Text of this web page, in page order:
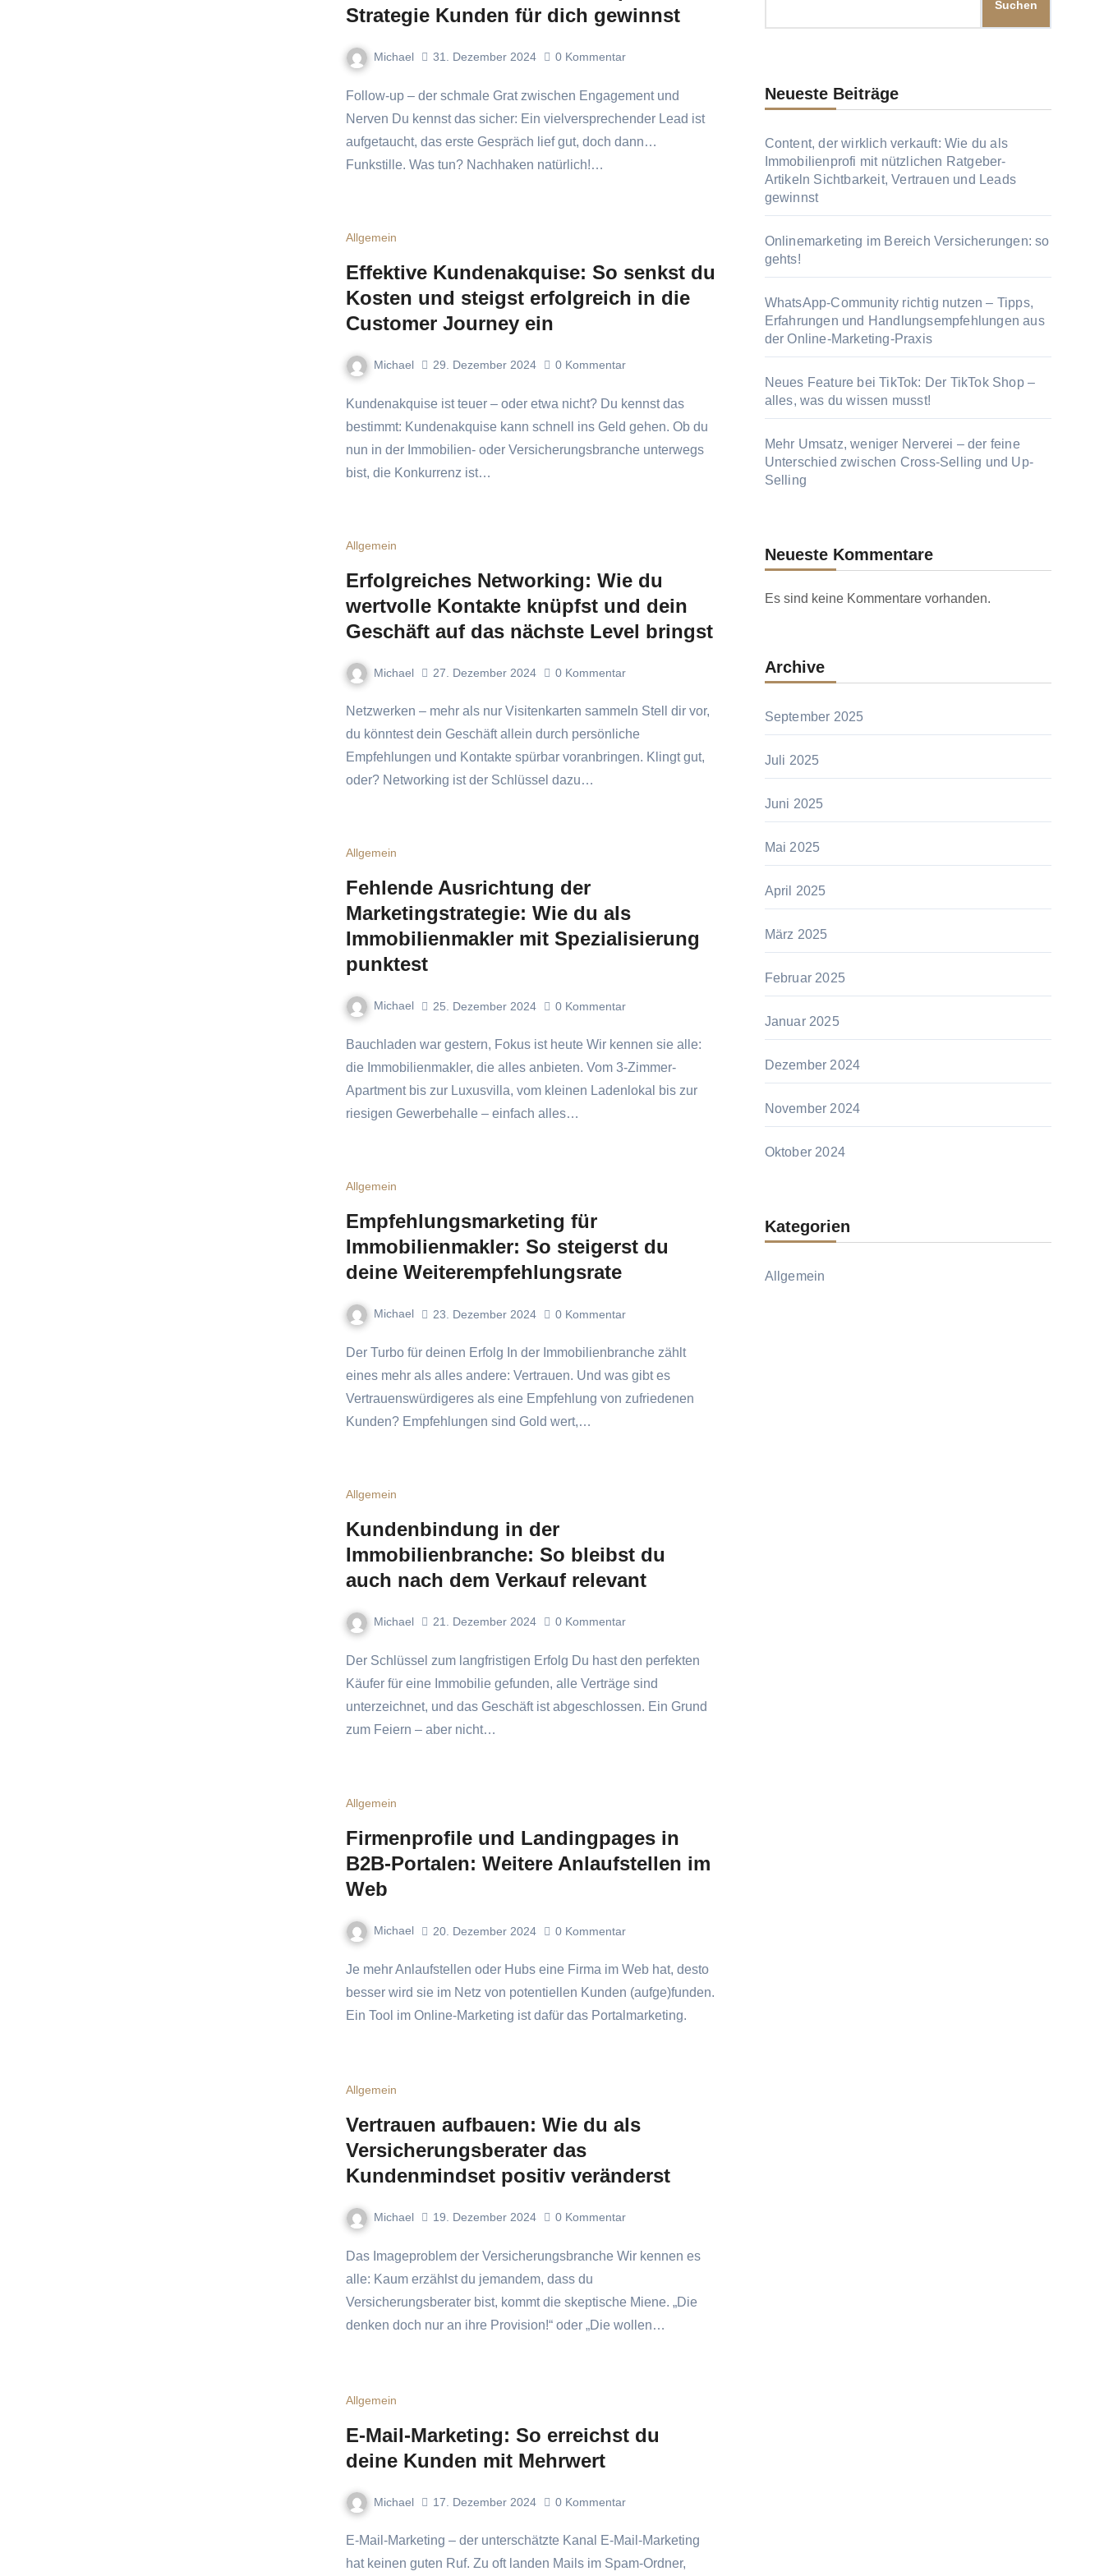
Strategie Kunden für dich gewinnst
Michael 31. Dezember 2024 0 Kommentar
Follow-up – der schmale Grat zwischen Engagement und
Nerven Du kennst das sicher: Ein vielversprechender Lead ist
aufgetaucht, das erste Gespräch lief gut, doch dann…
Funkstille. Was tun? Nachhaken natürlich!…
Allgemein
Effektive Kundenakquise: So senkst du
Kosten und steigst erfolgreich in die
Customer Journey ein
Michael 29. Dezember 2024 0 Kommentar
Kundenakquise ist teuer – oder etwa nicht? Du kennst das
bestimmt: Kundenakquise kann schnell ins Geld gehen. Ob du
nun in der Immobilien- oder Versicherungsbranche unterwegs
bist, die Konkurrenz ist…
Allgemein
Erfolgreiches Networking: Wie du
wertvolle Kontakte knüpfst und dein
Geschäft auf das nächste Level bringst
Michael 27. Dezember 2024 0 Kommentar
Netzwerken – mehr als nur Visitenkarten sammeln Stell dir vor,
du könntest dein Geschäft allein durch persönliche
Empfehlungen und Kontakte spürbar voranbringen. Klingt gut,
oder? Networking ist der Schlüssel dazu…
Allgemein
Fehlende Ausrichtung der
Marketingstrategie: Wie du als
Immobilienmakler mit Spezialisierung
punktest
Michael 25. Dezember 2024 0 Kommentar
Bauchladen war gestern, Fokus ist heute Wir kennen sie alle:
die Immobilienmakler, die alles anbieten. Vom 3-Zimmer-
Apartment bis zur Luxusvilla, vom kleinen Ladenlokal bis zur
riesigen Gewerbehalle – einfach alles…
Allgemein
Empfehlungsmarketing für
Immobilienmakler: So steigerst du
deine Weiterempfehlungsrate
Michael 23. Dezember 2024 0 Kommentar
Der Turbo für deinen Erfolg In der Immobilienbranche zählt
eines mehr als alles andere: Vertrauen. Und was gibt es
Vertrauenswürdigeres als eine Empfehlung von zufriedenen
Kunden? Empfehlungen sind Gold wert,…
Allgemein
Kundenbindung in der
Immobilienbranche: So bleibst du
auch nach dem Verkauf relevant
Michael 21. Dezember 2024 0 Kommentar
Der Schlüssel zum langfristigen Erfolg Du hast den perfekten
Käufer für eine Immobilie gefunden, alle Verträge sind
unterzeichnet, und das Geschäft ist abgeschlossen. Ein Grund
zum Feiern – aber nicht…
Allgemein
Firmenprofile und Landingpages in
B2B-Portalen: Weitere Anlaufstellen im
Web
Michael 20. Dezember 2024 0 Kommentar
Je mehr Anlaufstellen oder Hubs eine Firma im Web hat, desto
besser wird sie im Netz von potentiellen Kunden (aufge)funden.
Ein Tool im Online-Marketing ist dafür das Portalmarketing.
Allgemein
Vertrauen aufbauen: Wie du als
Versicherungsberater das
Kundenmindset positiv veränderst
Michael 19. Dezember 2024 0 Kommentar
Das Imageproblem der Versicherungsbranche Wir kennen es
alle: Kaum erzählst du jemandem, dass du
Versicherungsberater bist, kommt die skeptische Miene. „Die
denken doch nur an ihre Provision!“ oder „Die wollen…
Allgemein
E-Mail-Marketing: So erreichst du
deine Kunden mit Mehrwert
Michael 17. Dezember 2024 0 Kommentar
E-Mail-Marketing – der unterschätzte Kanal E-Mail-Marketing
hat keinen guten Ruf. Zu oft landen Mails im Spam-Ordner,
Suchen
Neueste Beiträge
Content, der wirklich verkauft: Wie du als
Immobilienprofi mit nützlichen Ratgeber-
Artikeln Sichtbarkeit, Vertrauen und Leads
gewinnst
Onlinemarketing im Bereich Versicherungen: so
gehts!
WhatsApp-Community richtig nutzen – Tipps,
Erfahrungen und Handlungsempfehlungen aus
der Online-Marketing-Praxis
Neues Feature bei TikTok: Der TikTok Shop –
alles, was du wissen musst!
Mehr Umsatz, weniger Nerverei – der feine
Unterschied zwischen Cross-Selling und Up-
Selling
Neueste Kommentare
Es sind keine Kommentare vorhanden.
Archive
September 2025
Juli 2025
Juni 2025
Mai 2025
April 2025
März 2025
Februar 2025
Januar 2025
Dezember 2024
November 2024
Oktober 2024
Kategorien
Allgemein